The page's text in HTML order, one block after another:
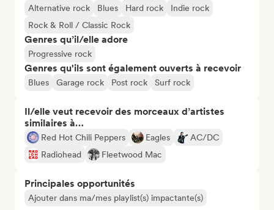
Alternative rock Blues Hard rock
Indie rock
Rock & Roll / Classic Rock
Genres qu’il/elle adore
Progressive rock
Genres qu'ils sont également ouverts à recevoir
Blues Garage rock Post rock Surf rock
Il/elle veut recevoir des morceaux d’artistes
similaires à…
Red Hot Chili Peppers Eagles
AC/DC
Radiohead
Fleetwood Mac
Principales opportunités
Ajouter dans ma/mes playlist(s) impactante(s)